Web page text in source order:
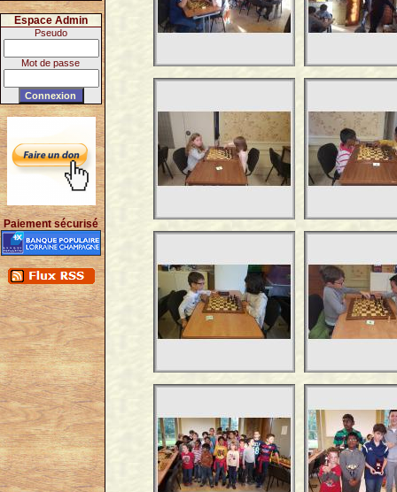
Espace Admin
Pseudo
Mot de passe
Paiement sécurisé